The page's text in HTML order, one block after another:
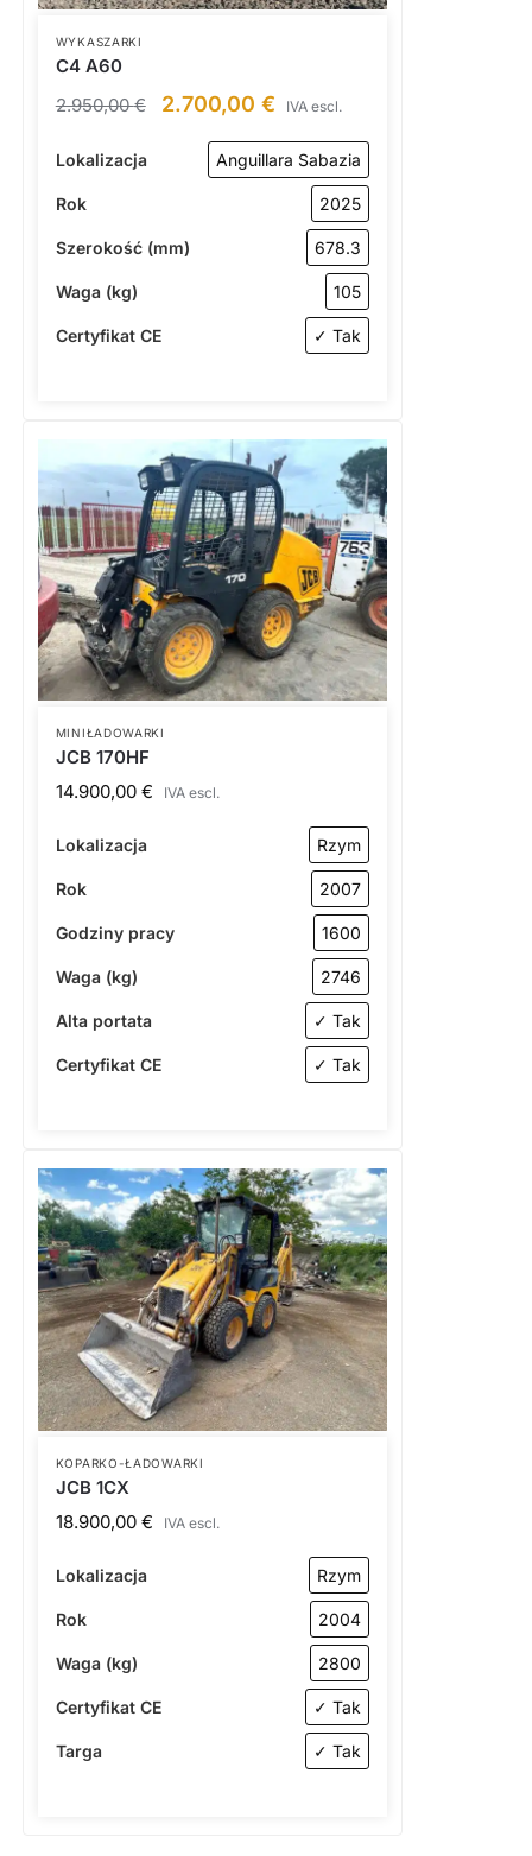
WYKASZARKI
C4 A60
2.950,00€ 2.700,00 € IVA escl.
Lokalizacja Anguillara Sabazia
Rok 2025
Szerokość (mm) 678.3
Waga (kg) 105
Certyfikat CE ✓ Tak
MINIŁADOWARKI
JCB 170HF
14.900,00 € IVA escl.
Lokalizacja Rzym
Rok 2007
Godziny pracy 1600
Waga (kg) 2746
Alta portata ✓ Tak
Certyfikat CE ✓ Tak
KOPARKO-ŁADOWARKI
JCB 1CX
18.900,00 € IVA escl.
Lokalizacja Rzym
Rok 2004
Waga (kg) 2800
Certyfikat CE ✓ Tak
Targa ✓ Tak